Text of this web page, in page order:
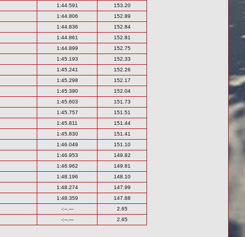
1:44.591
153.20
1:44.806
152.89
1:44.836
152.84
1:44.861
152.81
1:44.899
152.75
1:45.193
152.33
1:45.241
152.26
1:45.298
152.17
1:45.390
152.04
1:45.603
151.73
1:45.757
151.51
1:45.811
151.44
1:45.830
151.41
1:46.049
151.10
1:46.953
149.82
1:46.962
149.81
1:48.196
148.10
1:48.274
147.99
1:48.359
147.88
-:--.---
2.65
-:--.--- 2.65